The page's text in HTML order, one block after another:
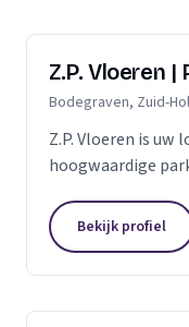
Z.P. Vloeren
Bodegraven, Zuid-
Z.P. Vloeren is
hoogwaardige
den Rijn en
zowel...
Bekijk profiel